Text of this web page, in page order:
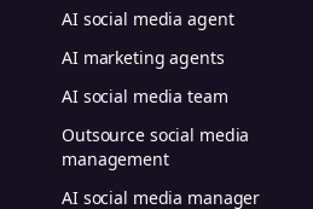
AI social media agent
AI marketing agents
AI social media team
Outsource social media
management
AI social media manager